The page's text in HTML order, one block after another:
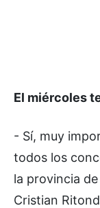
El miércoles
- Sí, muy
todos los
la provincia
Cristian